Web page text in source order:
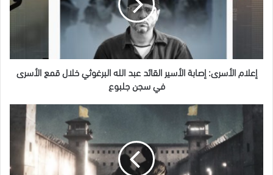
خلال
قمع
الأسرى
سجن
إعلام الأسرى: إصابة الأسير القائد عبد الله البرغوثي خلال قمع الأسرى
في سجن جلبوع
الإداري..